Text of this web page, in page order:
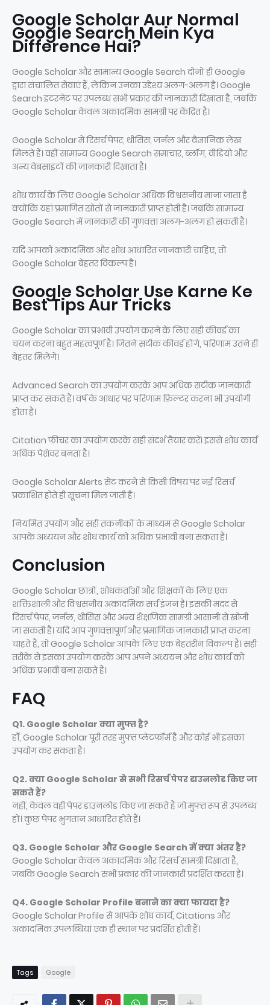
Google Scholar Aur Normal
Google Search Mein Kya
Difference Hai?
Google Scholar और सामान्य Google Search दोनों ही Google
द्वारा संचालित सेवाएं हैं, लेकिन उनका उद्देश्य अलग-अलग है। Google
Search इंटरनेट पर उपलब्ध सभी प्रकार की जानकारी दिखाता है, जबकि
Google Scholar केवल अकादमिक सामग्री पर केंद्रित है।
Google Scholar में रिसर्च पेपर, थीसिस, जर्नल और वैज्ञानिक लेख
मिलते हैं। वहीं सामान्य Google Search समाचार, ब्लॉग, वीडियो और
अन्य वेबसाइटों की जानकारी दिखाता है।
शोध कार्य के लिए Google Scholar अधिक विश्वसनीय माना जाता है
क्योंकि यहां प्रमाणित स्रोतों से जानकारी प्राप्त होती है। जबकि सामान्य
Google Search में जानकारी की गुणवत्ता अलग-अलग हो सकती है।
यदि आपको अकादमिक और शोध आधारित जानकारी चाहिए, तो
Google Scholar बेहतर विकल्प है।
Google Scholar Use Karne Ke
Best Tips Aur Tricks
Google Scholar का प्रभावी उपयोग करने के लिए सही कीवर्ड का
चयन करना बहुत महत्वपूर्ण है। जितने सटीक कीवर्ड होंगे, परिणाम उतने ही
बेहतर मिलेंगे।
Advanced Search का उपयोग करके आप अधिक सटीक जानकारी
प्राप्त कर सकते हैं। वर्ष के आधार पर परिणाम फ़िल्टर करना भी उपयोगी
होता है।
Citation फीचर का उपयोग करके सही संदर्भ तैयार करें। इससे शोध कार्य
अधिक पेशेवर बनता है।
Google Scholar Alerts सेट करने से किसी विषय पर नई रिसर्च
प्रकाशित होते ही सूचना मिल जाती है।
नियमित उपयोग और सही तकनीकों के माध्यम से Google Scholar
आपके अध्ययन और शोध कार्य को अधिक प्रभावी बना सकता है।
Conclusion
Google Scholar छात्रों, शोधकर्ताओं और शिक्षकों के लिए एक
शक्तिशाली और विश्वसनीय अकादमिक सर्च इंजन है। इसकी मदद से
रिसर्च पेपर, जर्नल, थीसिस और अन्य शैक्षणिक सामग्री आसानी से खोजी
जा सकती है। यदि आप गुणवत्तापूर्ण और प्रमाणिक जानकारी प्राप्त करना
चाहते हैं, तो Google Scholar आपके लिए एक बेहतरीन विकल्प है। सही
तरीके से इसका उपयोग करके आप अपने अध्ययन और शोध कार्य को
अधिक प्रभावी बना सकते हैं।
FAQ
Q1. Google Scholar क्या मुफ्त है?
हाँ, Google Scholar पूरी तरह मुफ्त प्लेटफॉर्म है और कोई भी इसका
उपयोग कर सकता है।
Q2. क्या Google Scholar से सभी रिसर्च पेपर डाउनलोड किए जा
सकते हैं?
नहीं, केवल वही पेपर डाउनलोड किए जा सकते हैं जो मुफ्त रूप से उपलब्ध
हों। कुछ पेपर भुगतान आधारित होते हैं।
Q3. Google Scholar और Google Search में क्या अंतर है?
Google Scholar केवल अकादमिक और रिसर्च सामग्री दिखाता है,
जबकि Google Search सभी प्रकार की जानकारी प्रदर्शित करता है।
Q4. Google Scholar Profile बनाने का क्या फायदा है?
Google Scholar Profile से आपके शोध कार्य, Citations और
अकादमिक उपलब्धियां एक ही स्थान पर प्रदर्शित होती हैं।
Tags Google